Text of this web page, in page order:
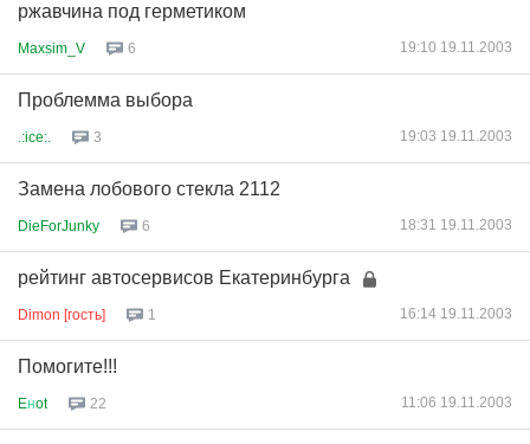
ржавчина под герметиком
Maxsim_V 6 19:10 19.11.2003
Проблемма выбора
.:ice:. 3 19:03 19.11.2003
Замена лобового стекла 2112
DieForJunky 6 18:31 19.11.2003
рейтинг автосервисов Екатеринбурга
Dimon [гость] 1 16:14 19.11.2003
Помогите!!!
Eнot 22 11:06 19.11.2003